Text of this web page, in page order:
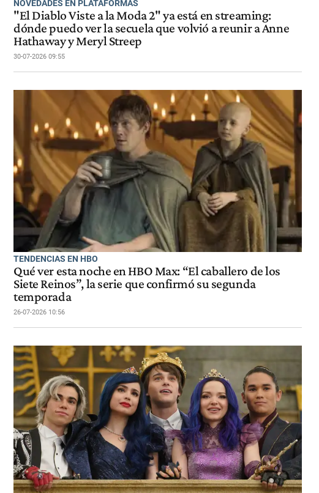
NOVEDADES EN PLATAFORMAS
"El Diablo Viste a la Moda 2" ya está en streaming:
dónde puedo ver la secuela que volvió a reunir a Anne
Hathaway y Meryl Streep
30-07-2026 09:55
TENDENCIAS EN HBO
Qué ver esta noche en HBO Max: “El caballero de los
Siete Reinos”, la serie que confirmó su segunda
temporada
26-07-2026 10:56